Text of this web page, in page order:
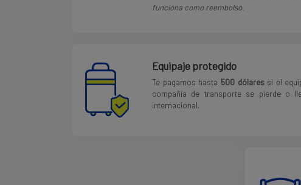
funciona como reembolso.
Equipaje protegido
Te pagamos hasta 500 dólaressi el
compañía de transporte se pierde o
internacional.